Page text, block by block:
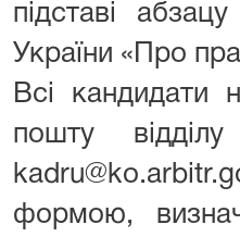
підставі
України «Про
Всі кандидати
пошту
формою,